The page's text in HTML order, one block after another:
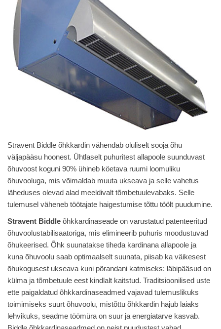
Stravent Biddle õhkkardin vähendab oluliselt sooja õhu
väljapääsu hoonest. Ühtlaselt puhuritest allapoole suunduvast
õhuvoost koguni 90% ühineb köetava ruumi loomuliku
õhuvooluga, mis võimaldab muuta ukseava ja selle vahetus
läheduses olevad alad meeldivalt tõmbetuulevabaks. Selle
tulemusel väheneb töötajate haigestumise tõttu töölt puudumine.
Stravent Biddle õhkkardinaseade on varustatud patenteeritud
õhuvoolustabilisaatoriga, mis elimineerib puhuris moodustuvad
õhukeerised. Õhk suunatakse tiheda kardinana allapoole ja
kuna õhuvoolu saab optimaalselt suunata, piisab ka väikesest
õhukogusest ukseava kuni põrandani katmiseks: läbipääsud on
külma ja tõmbetuule eest kindlalt kaitstud. Traditsioonilised uste
ette paigaldatud õhkkardinaseadmed vajavad tulemuslikuks
toimimiseks suurt õhuvoolu, mistõttu õhkkardin hajub laiaks
lehvikuks, seadme töömüra on suur ja energiatarve kasvab.